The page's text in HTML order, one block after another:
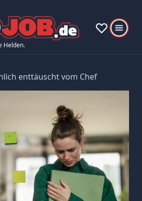
Helden.
enttäuscht vom Chef